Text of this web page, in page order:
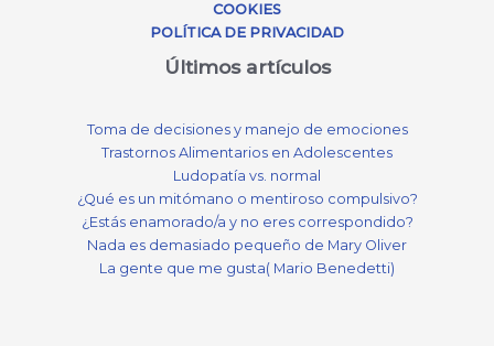
COOKIES
POLÍTICA DE PRIVACIDAD
Últimos artículos
Toma de decisiones y manejo de emociones
Trastornos Alimentarios en Adolescentes
Ludopatía vs. normal
¿Qué es un mitómano o mentiroso compulsivo?
¿Estás enamorado/a y no eres correspondido?
Nada es demasiado pequeño de Mary Oliver
La gente que me gusta( Mario Benedetti)